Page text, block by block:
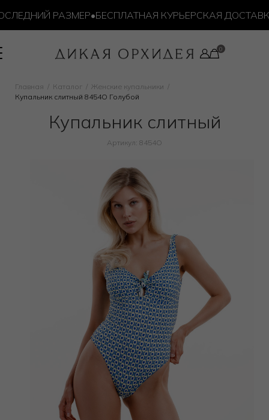
РАЗМЕР•БЕСПЛАТНАЯ КУРЬЕРСКАЯ ДОСТАВКА
Главная Каталог
Женские купальники
Купальник слитный 8454O Голубой
Купальник слитный
Артикул: 8454O